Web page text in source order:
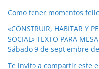
Como tener momentos
«CONSTRUIR, HABITAR Y
SOCIAL» TEXTO PARA
Sábado 9 de septiembre
Te invito a compartir este